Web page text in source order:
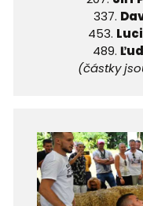
337.
453.
489.
(částky